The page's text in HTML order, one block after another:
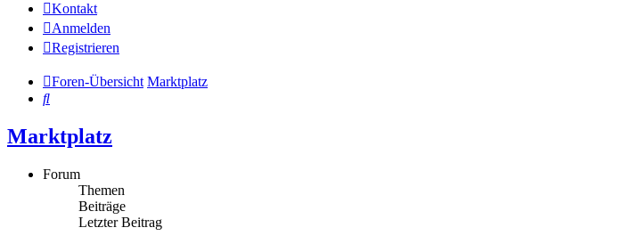
Kontakt
Anmelden
Registrieren
Foren-Übersicht Marktplatz
Suche
Marktplatz
Forum
Themen
Beiträge
Letzter Beitrag